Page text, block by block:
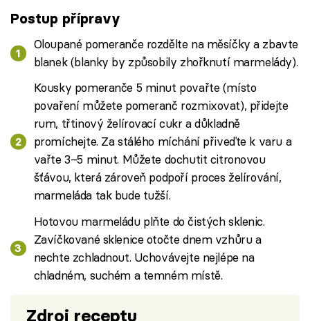
Postup přípravy
Oloupané pomeranče rozdělte na měsíčky a zbavte
blanek (blanky by způsobily zhořknutí marmelády).
Kousky pomeranče 5 minut povařte (místo
povaření můžete pomeranč rozmixovat), přidejte
rum, třtinový želírovací cukr a důkladně
promíchejte. Za stálého míchání přiveďte k varu a
vařte 3–5 minut. Můžete dochutit citronovou
šťávou, která zároveň podpoří proces želírování,
marmeláda tak bude tužší.
Hotovou marmeládu plňte do čistých sklenic.
Zavíčkované sklenice otočte dnem vzhůru a
nechte zchladnout. Uchovávejte nejlépe na
chladném, suchém a temném místě.
Zdroj receptu